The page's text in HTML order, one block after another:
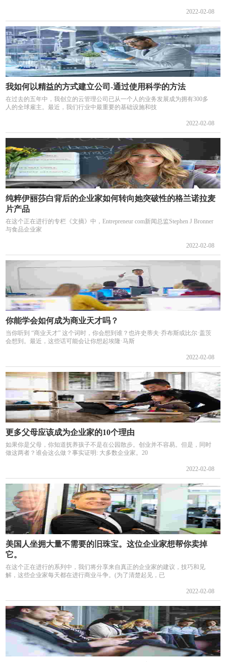
2022-02-08
我如何以精益的方式建立公司-通过使用科学的方法
在过去的五年中，我创立的云管理公司已从一个人的业务发展成为拥有300多
人的全球雇主。最近，我们行业中最重要的基础设施和技
2022-02-08
纯粹伊丽莎白背后的企业家如何转向她突破性的格兰诺拉麦
片产品
在这个正在进行的专栏《文摘》中，Entrepreneur com新闻总监Stephen J Bronner
与食品企业家
2022-02-08
你能学会如何成为商业天才吗？
当你听到 “商业天才” 这个词时，你会想到谁？也许史蒂夫·乔布斯或比尔·盖茨
会想到。最近，这些话可能会让你想起埃隆·马斯
2022-02-08
更多父母应该成为企业家的10个理由
如果你是父母，你知道抚养孩子不是在公园散步。创业并不容易。但是，同时
做这两者？谁会这么做？事实证明: 大多数企业家。20
2022-02-08
美国人坐拥大量不需要的旧珠宝。这位企业家想帮你卖掉
它。
在这个正在进行的系列中，我们将分享来自真正的企业家的建议，技巧和见
解，这些企业家每天都在进行商业斗争。(为了清楚起见，已
2022-02-08